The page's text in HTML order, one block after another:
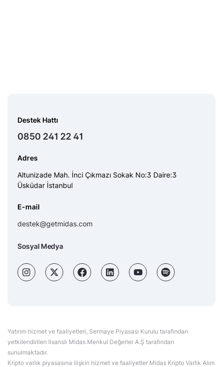
Destek Hattı
0850 241 22 41
Adres
Altunizade Mah. İnci Çıkmazı Sokak No:3 Daire:3
Üsküdar İstanbul
E-mail
destek@getmidas.com
Sosyal Medya
Yatırım hizmet ve faaliyetleri, Sermaye Piyasası Kurulu tarafından
yetkilendirilen lisanslı Midas Menkul Değerler A.Ş tarafından
sunulmaktadır.
Kripto varlık piyasasına ilişkin hizmet ve faaliyetler Midas Kripto Varlık Alım